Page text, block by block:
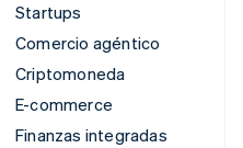
Startups
Comercio agéntico
Criptomoneda
E-commerce
Finanzas integradas